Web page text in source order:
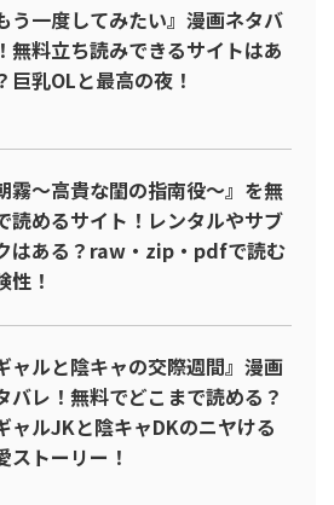
う一度してみたい』漫画ネタバ
無料立ち読みできるサイトはあ
巨乳OLと最高の夜！
霧～高貴な閨の指南役～』を無
読めるサイト！レンタルやサブ
はある？raw・zip・pdfで読む
性！
ャルと陰キャの交際週間』漫画
バレ！無料でどこまで読める？
ャルJKと陰キャDKのニヤける
ストーリー！